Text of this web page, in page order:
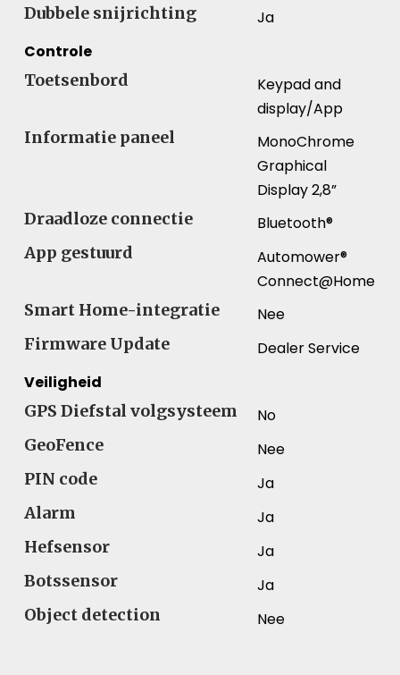
Dubbele snijrichting
Ja
Controle
Toetsenbord
Keypad and
display/App
Informatie paneel
MonoChrome
Graphical
Display 2,8”
Draadloze connectie
Bluetooth®
App gestuurd
Automower®
Connect@Home
Smart Home-integratie
Nee
Firmware Update
Dealer Service
Veiligheid
GPS Diefstal volgsysteem
No
GeoFence
Nee
PIN code
Ja
Alarm
Ja
Hefsensor
Ja
Botssensor
Ja
Object detection
Nee